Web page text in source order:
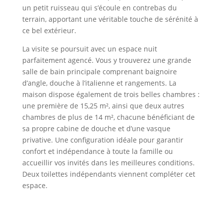
un petit ruisseau qui s’écoule en contrebas du
terrain, apportant une véritable touche de sérénité à
ce bel extérieur.
La visite se poursuit avec un espace nuit
parfaitement agencé. Vous y trouverez une grande
salle de bain principale comprenant baignoire
d’angle, douche à l’italienne et rangements. La
maison dispose également de trois belles chambres :
une première de 15,25 m², ainsi que deux autres
chambres de plus de 14 m², chacune bénéficiant de
sa propre cabine de douche et d’une vasque
privative. Une configuration idéale pour garantir
confort et indépendance à toute la famille ou
accueillir vos invités dans les meilleures conditions.
Deux toilettes indépendants viennent compléter cet
espace.